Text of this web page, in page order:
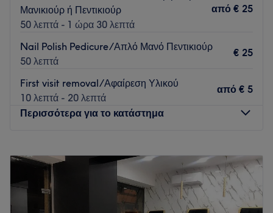
Τι μας αρέσει:
Περιβάλλον: Χαλαρωτικό, φιλικό.
Ειδικεύονται σε: Θεραπείες προσώπου και σώματος.
Μανικιούρ ή Πεντικιούρ
50 λεπτά - 1 ώρα 30 λεπτά
από € 25
Nail Polish Pedicure/Απλό Μανό Πεντικιούρ
50 λεπτά
€ 25
First visit removal/Αφαίρεση Υλικού
10 λεπτά - 20 λεπτά
από € 5
Περισσότερα για το κατάστημα
Τρίτη
13:00– 21:00
Τετάρτη
13:00–21:00
Πέμπτη
13:00
21:00
Παρασκευή
13:00–21:00